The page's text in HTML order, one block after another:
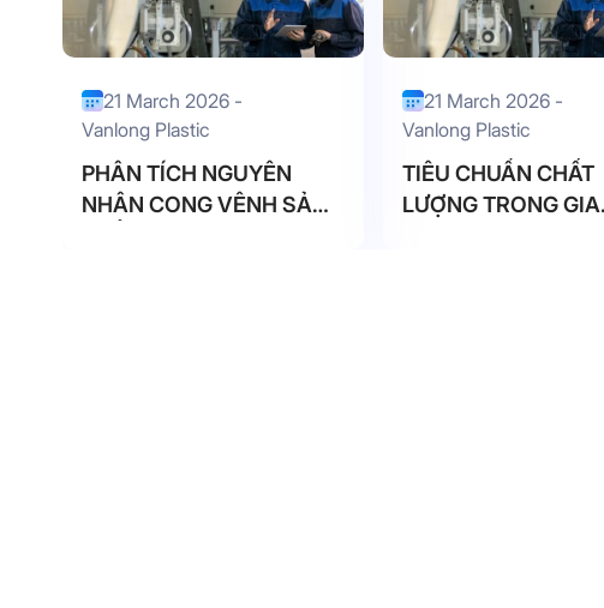
21 March 2026 -
Vanlong Plastic
PHÂN TÍCH NGUYÊN
NHÂN CONG VÊNH SẢN
21 March 2026 -
Vanlong Plastic
TIÊU CHUẨN CHẤT
LƯỢNG TRONG GIA